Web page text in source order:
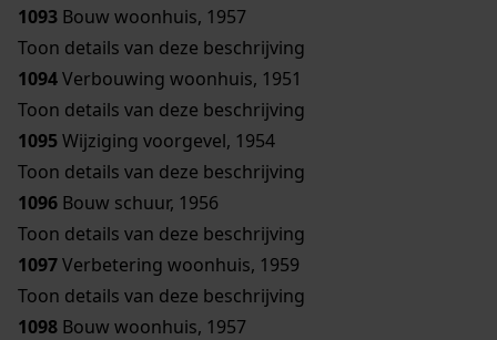
1093 Bouw woonhuis, 1957
Toon details van deze beschrijving
1094Verbouwing woonhuis, 1951
Toon details van deze beschrijving
1095Wijziging voorgevel, 1954
Toon details van deze beschrijving
1096 Bouw schuur, 1956
Toon details van deze beschrijving
1097Verbetering woonhuis, 1959
Toon details van deze beschrijving
1098 Bouw woonhuis, 1957